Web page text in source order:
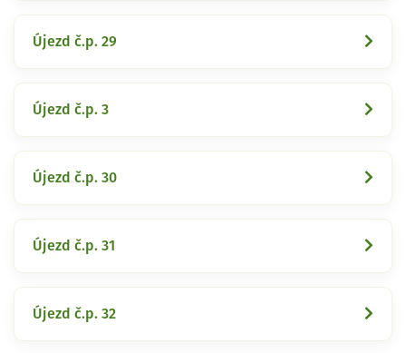
Újezd č.p. 29
Újezd č.p. 3
Újezd č.p. 30
Újezd č.p. 31
Újezd č.p. 32